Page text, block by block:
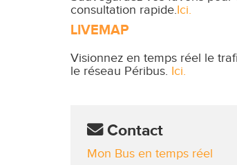
consultation rapide.Ici.
LIVEMAP
Visionnez en temps réel le
le réseau Péribus. Ici.
Contact
Mon Bus en temps réel